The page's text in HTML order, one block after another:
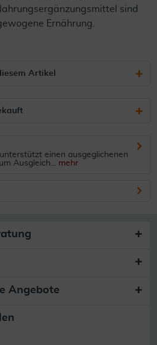
sind
Ernährung.
Artikel
einen ausgeglichenen
Ausgleich... mehr
Angebote